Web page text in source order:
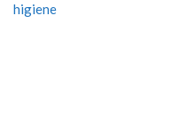
higiene